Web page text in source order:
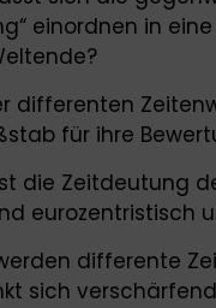
einordnen in
differenten
für ihre
die Zeitdeutung
eurozentristisch
differente
sich